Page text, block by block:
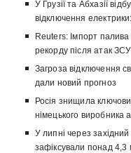
У Грузії та Абхазії
відключення
Reuters: Імпорт
рекорду після атак
Загроза відключення
дали новий прогноз
Росія знищила
німецького виробника
У липні через
зафіксували понад